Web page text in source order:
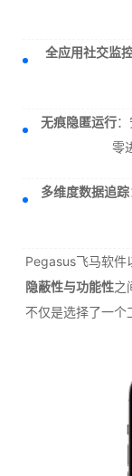
全应用社交监
无痕隐匿运行
零
多维度数据追踪
Pegasus飞马软件
隐蔽性与功能性之
不仅是选择了一个